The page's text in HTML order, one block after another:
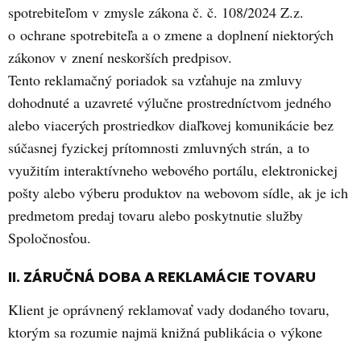
spotrebiteľom v zmysle zákona č. č. 108/2024 Z.z.
o ochrane spotrebiteľa a o zmene a doplnení niektorých
zákonov v znení neskorších predpisov.
Tento reklamačný poriadok sa vzťahuje na zmluvy
dohodnuté a uzavreté výlučne prostredníctvom jedného
alebo viacerých prostriedkov diaľkovej komunikácie bez
súčasnej fyzickej prítomnosti zmluvných strán, a to
využitím interaktívneho webového portálu, elektronickej
pošty alebo výberu produktov na webovom sídle, ak je ich
predmetom predaj tovaru alebo poskytnutie služby
Spoločnosťou.
II. ZÁRUČNÁ DOBA A REKLAMÁCIE TOVARU
Klient je oprávnený reklamovať vady dodaného tovaru,
ktorým sa rozumie najmä knižná publikácia o výkone